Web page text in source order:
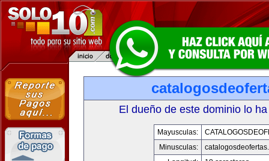
El dueño de este dominio lo
Mayusculas:
Minusculas: